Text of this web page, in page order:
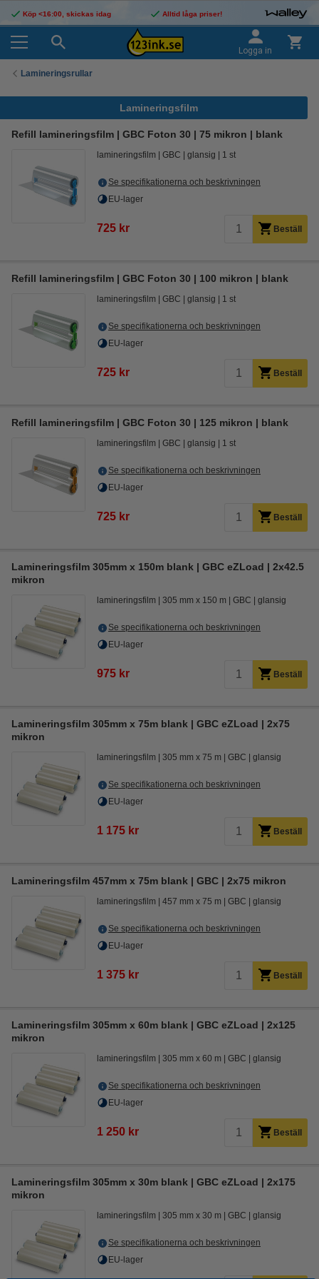
Köp <16:00, skickas idag Alltid låga priser!
Logga in
Lamineringsrullar
Lamineringsfilm
Refill lamineringsfilm | GBC Foton 30 | 75 mikron | blank
lamineringsfilm GBC glansig 1 st
Se specifikationerna och beskrivningen
EU-lager
725 kr Beställ
Refill lamineringsfilm | GBC Foton 30 | 100 mikron | blank
lamineringsfilm GBC glansig 1 st
Se specifikationerna och beskrivningen
EU-lager
725 kr Beställ
Refill lamineringsfilm | GBC Foton 30 | 125 mikron | blank
lamineringsfilm GBC glansig 1 st
Se specifikationerna och beskrivningen
EU-lager
725 kr Beställ
Lamineringsfilm 305mm x 150m blank | GBC eZLoad | 2x42.5
mikron
lamineringsfilm 305 mm x 150 m GBC glansig
Se specifikationerna och beskrivningen
EU-lager
975 kr Beställ
Lamineringsfilm 305mm x 75m blank | GBC eZLoad | 2x75
mikron
lamineringsfilm 305 mm x 75 m GBC glansig
Se specifikationerna och beskrivningen
EU-lager
1 175 kr Beställ
Lamineringsfilm 457mm x 75m blank | GBC | 2x75 mikron
lamineringsfilm 457 mm x 75 m GBC glansig
Se specifikationerna och beskrivningen
EU-lager
1 375 kr Beställ
Lamineringsfilm 305mm x 60m blank | GBC eZLoad | 2x125
mikron
lamineringsfilm 305 mm x 60 m GBC glansig
Se specifikationerna och beskrivningen
EU-lager
1 250 kr Beställ
Lamineringsfilm 305mm x 30m blank | GBC eZLoad | 2x175
mikron
lamineringsfilm 305 mm x 30 m GBC glansig
Se specifikationerna och beskrivningen
EU-lager